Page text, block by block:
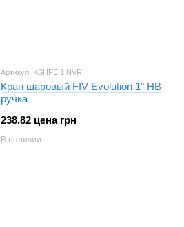
Артикул: KSHFE 1 NVR
Кран шаровый FIV Evolution 1" НВ
ручка
238.82 цена грн
В наличии